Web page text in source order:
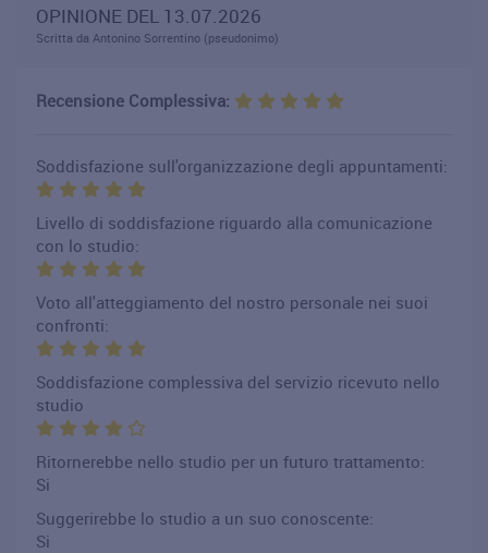
OPINIONE DEL 13.07.2026
Scritta da Antonino Sorrentino (pseudonimo)
Recensione Complessiva:
Soddisfazione sull'organizzazione degli appuntamenti:
Livello di soddisfazione riguardo alla comunicazione
con lo studio:
Voto all'atteggiamento del nostro personale nei suoi
confronti:
Soddisfazione complessiva del servizio ricevuto nello
studio
Ritornerebbe nello studio per un futuro trattamento:
Si
Suggerirebbe lo studio a un suo conoscente:
Si